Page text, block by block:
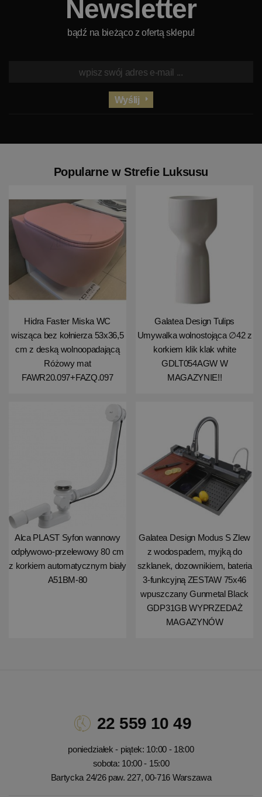
Newsletter
bądź na bieżąco z ofertą sklepu!
Wyślij
Popularne w Strefie Luksusu
Hidra Faster Miska WC
wisząca bez kołnierza 53x36,5
cm z deską wolnoopadającą
Różowy mat
FAWR20.097+FAZQ.097
Galatea Design Tulips
Umywalka wolnostojąca ∅42 z
korkiem klik klak white
GDLT054AGW W
MAGAZYNIE!!
Alca PLAST Syfon wannowy
odpływowo-przelewowy 80 cm
z korkiem automatycznym biały
A51BM-80
Galatea Design Modus S Zlew
z wodospadem, myjką do
szklanek, dozownikiem, bateria
3-funkcyjną ZESTAW 75x46
wpuszczany Gunmetal Black
GDP31GB WYPRZEDAŻ
MAGAZYNÓW
22 559 10 49
poniedziałek - piątek: 10:00 - 18:00
sobota: 10:00 - 15:00
Bartycka 24/26 paw. 227, 00-716 Warszawa